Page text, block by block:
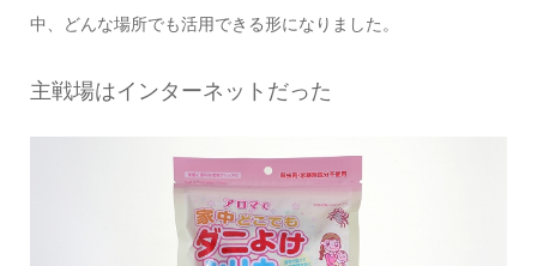
中、どんな場所でも活用できる形になりました。
主戦場はインターネットだった